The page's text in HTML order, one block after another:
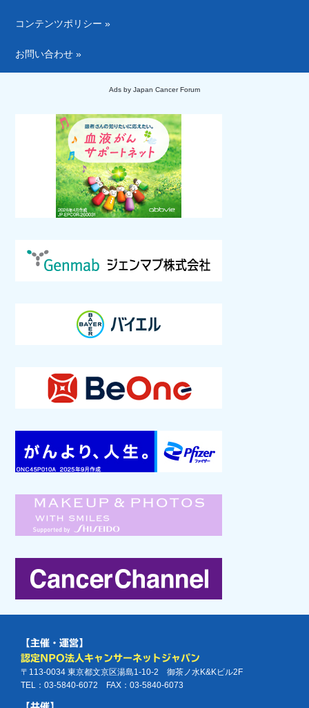
コンテンツポリシー »
お問い合わせ »
Ads by Japan Cancer Forum
【主催・運営】
認定NPO法人キャンサーネットジャパン
〒113-0034 東京都文京区湯島1-10-2 御茶ノ水K&Kビル2F
TEL：03-5840-6072 FAX：03-5840-6073